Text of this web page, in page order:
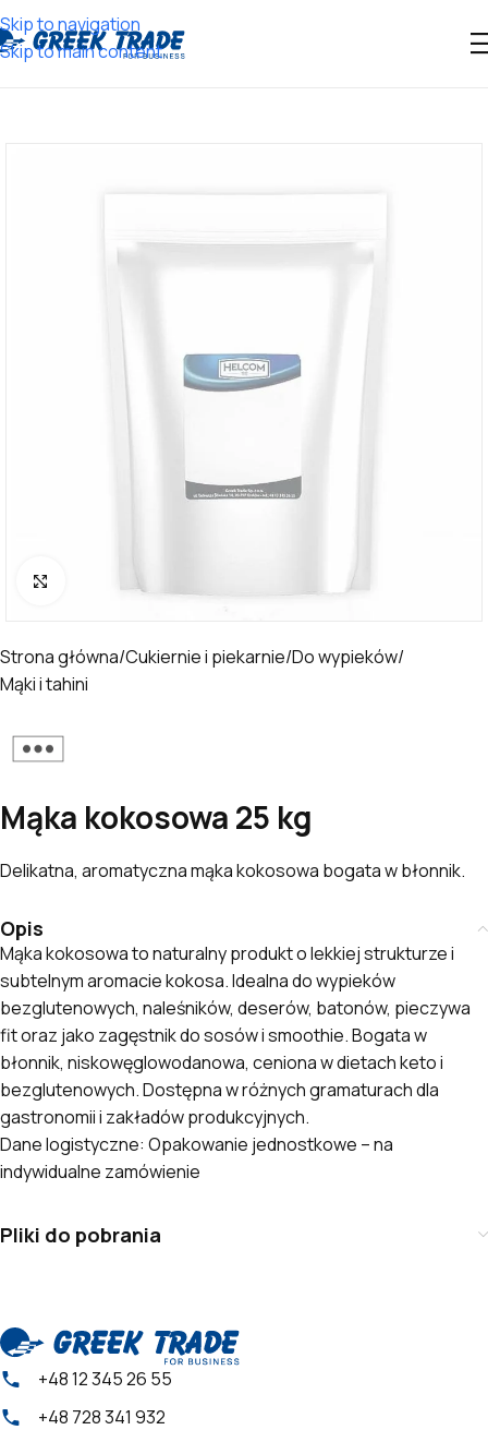
Skip to navigation
Skip to main content
Strona główna/Cukiernie i piekarnie/Do wypieków/
Mąki i tahini
Mąka kokosowa 25 kg
Delikatna, aromatyczna mąka kokosowa bogata w błonnik.
Opis
Mąka kokosowa to naturalny produkt o lekkiej strukturze i
subtelnym aromacie kokosa. Idealna do wypieków
bezglutenowych, naleśników, deserów, batonów, pieczywa
fit oraz jako zagęstnik do sosów i smoothie. Bogata w
błonnik, niskowęglowodanowa, ceniona w dietach keto i
bezglutenowych. Dostępna w różnych gramaturach dla
gastronomii i zakładów produkcyjnych.
Dane logistyczne: Opakowanie jednostkowe – na
indywidualne zamówienie
Pliki do pobrania
+48 12 345 26 55
+48 728 341 932